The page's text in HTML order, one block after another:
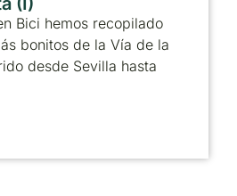
Bici hemos recopilado
bonitos de la Vía de la
desde Sevilla hasta